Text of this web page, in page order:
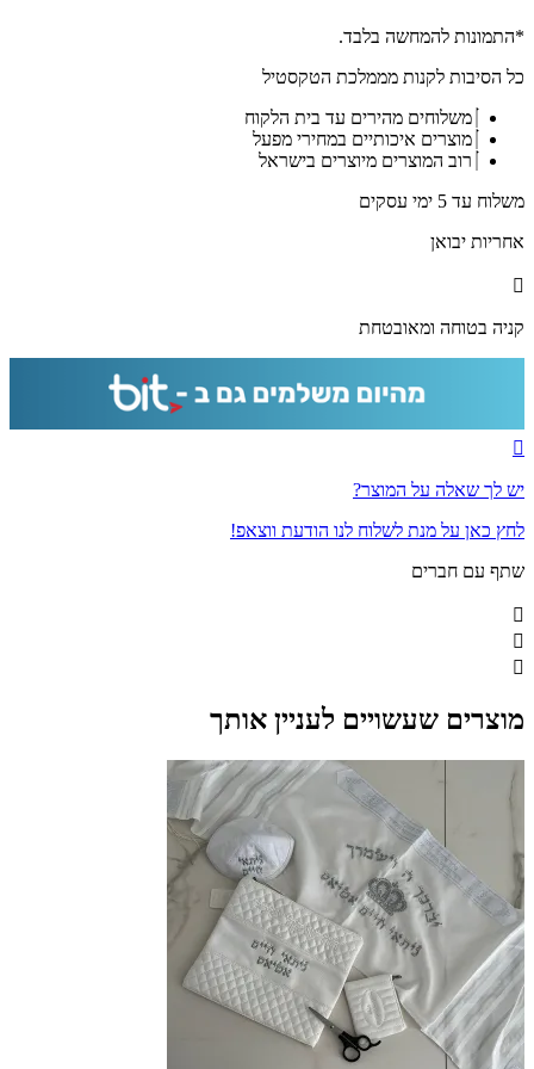
-
פנורמי
הכותל
המערבי
באור
על
או
מחוסמת
*התמונות להמחשה בלבד.
כל הסיבות לקנות מממלכת הטקסטיל
משלוחים מהירים עד בית הלקוח
מוצרים איכותיים במחירי מפעל
רוב המוצרים מיוצרים בישראל
משלוח עד 5 ימי עסקים
אחריות יבואן
קניה בטוחה ומאובטחת
יש לך שאלה על המוצר?
לחץ כאן על מנת לשלוח לנו הודעת ווצאפ!
שתף עם חברים
מוצרים שעשויים לעניין אותך